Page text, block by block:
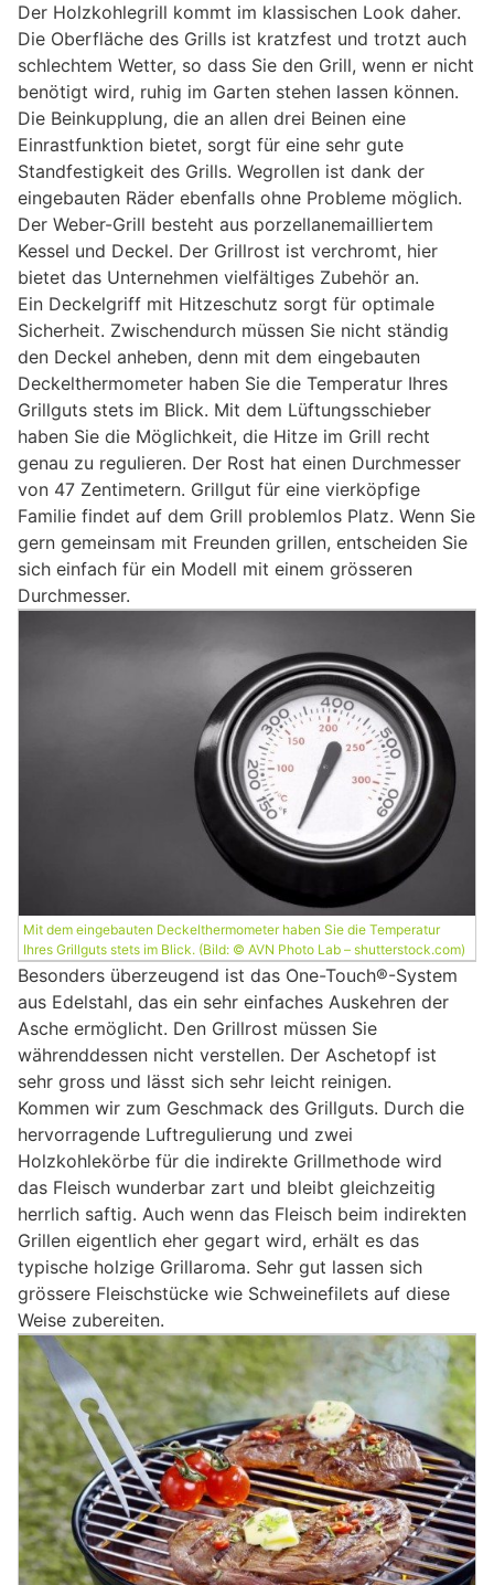
Der Holzkohlegrill kommt im klassischen Look daher.
Die Oberfläche des Grills ist kratzfest und trotzt auch
schlechtem Wetter, so dass Sie den Grill, wenn er nicht
benötigt wird, ruhig im Garten stehen lassen können.
Die Beinkupplung, die an allen drei Beinen eine
Einrastfunktion bietet, sorgt für eine sehr gute
Standfestigkeit des Grills. Wegrollen ist dank der
eingebauten Räder ebenfalls ohne Probleme möglich.
Der Weber-Grill besteht aus porzellanemailliertem
Kessel und Deckel. Der Grillrost ist verchromt, hier
bietet das Unternehmen vielfältiges Zubehör an.
Ein Deckelgriff mit Hitzeschutz sorgt für optimale
Sicherheit. Zwischendurch müssen Sie nicht ständig
den Deckel anheben, denn mit dem eingebauten
Deckelthermometer haben Sie die Temperatur Ihres
Grillguts stets im Blick. Mit dem Lüftungsschieber
haben Sie die Möglichkeit, die Hitze im Grill recht
genau zu regulieren. Der Rost hat einen Durchmesser
von 47 Zentimetern. Grillgut für eine vierköpfige
Familie findet auf dem Grill problemlos Platz. Wenn Sie
gern gemeinsam mit Freunden grillen, entscheiden Sie
sich einfach für ein Modell mit einem grösseren
Durchmesser.
Mit dem eingebauten Deckelthermometer haben Sie die Temperatur
Ihres Grillguts stets im Blick. (Bild: © AVN Photo Lab – shutterstock.com)
Besonders überzeugend ist das One-Touch®-System
aus Edelstahl, das ein sehr einfaches Auskehren der
Asche ermöglicht. Den Grillrost müssen Sie
währenddessen nicht verstellen. Der Aschetopf ist
sehr gross und lässt sich sehr leicht reinigen.
Kommen wir zum Geschmack des Grillguts. Durch die
hervorragende Luftregulierung und zwei
Holzkohlekörbe für die indirekte Grillmethode wird
das Fleisch wunderbar zart und bleibt gleichzeitig
herrlich saftig. Auch wenn das Fleisch beim indirekten
Grillen eigentlich eher gegart wird, erhält es das
typische holzige Grillaroma. Sehr gut lassen sich
grössere Fleischstücke wie Schweinefilets auf diese
Weise zubereiten.